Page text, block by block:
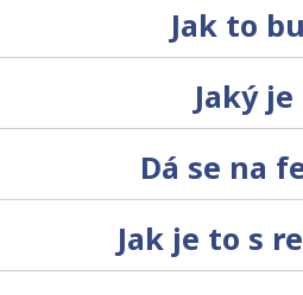
Jak to
Jaký
Dá se na
Jak je to s